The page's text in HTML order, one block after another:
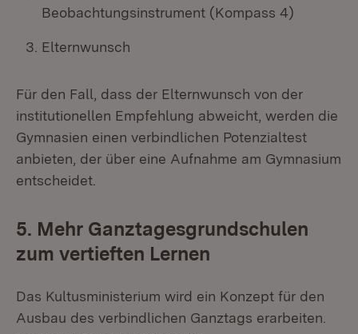
Beobachtungsinstrument (Kompass 4)
Elternwunsch
Für den Fall, dass der Elternwunsch von der
institutionellen Empfehlung abweicht, werden die
Gymnasien einen verbindlichen Potenzialtest
anbieten, der über eine Aufnahme am Gymnasium
entscheidet.
5. Mehr Ganztagesgrundschulen
zum vertieften Lernen
Das Kultusministerium wird ein Konzept für den
Ausbau des verbindlichen Ganztags erarbeiten.